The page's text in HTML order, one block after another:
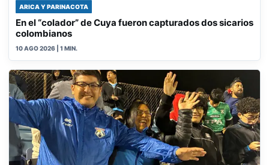
ARICA Y PARINACOTA
En el “colador” de Cuya fueron capturados dos sicarios
colombianos
10 AGO 2026 | 1 MIN.